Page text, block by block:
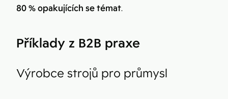
80 % opakujících se témat.
Příklady z B2B praxe
Výrobce strojů pro průmysl